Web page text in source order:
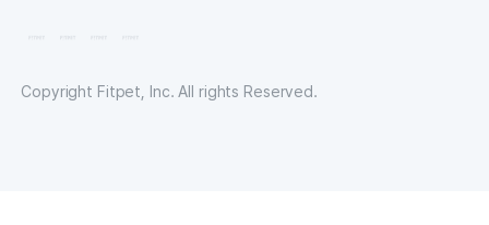
Copyright Fitpet, Inc. All rights Reserved.